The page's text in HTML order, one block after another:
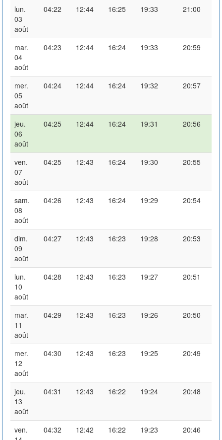
lun.
03
août
04:22 12:44 16:25 19:33 21:00
mar.
04
août
04:23 12:44 16:24 19:33 20:59
mer.
05
août
04:24 12:44 16:24 19:32 20:57
jeu.
06
août
04:25 12:44 16:24 19:31 20:56
ven.
07
août
04:25 12:43 16:24 19:30 20:55
sam.
08
août
04:26 12:43 16:24 19:29 20:54
dim.
09
août
04:27 12:43 16:23 19:28 20:53
lun.
10
août
04:28 12:43 16:23 19:27 20:51
mar.
11
août
04:29 12:43 16:23 19:26 20:50
mer.
12
août
04:30 12:43 16:23 19:25 20:49
jeu.
13
août
04:31 12:43 16:22 19:24 20:48
ven.
04:32 12:42 16:22 19:23 20:46